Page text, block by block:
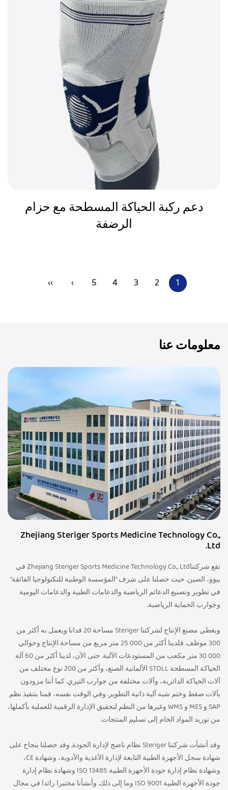
دعم ركبة الحياكة المسطحة مع حزام
الرضفة
1
2
3
4
5
›
››
معلومات عنا
Zhejiang Steriger Sports Medicine Technology Co.,
Ltd.
تقع شركتناZhejiang Steriger Sports Medicine Technology Co., Ltd في
ييوو، الصين. حيث حصلنا على شرف "المؤسسة الوطنية للتكنولوجيا الفائقة"
في تطوير وتصنيع الدعائم الرياضية والدعامات الطبية والدعامات اليومية
وجوارب الحماية الرياضية.
ويغطي مصنع الإنتاج لشركتنا Steriger مساحة 20 فدانا ويعمل به أكثر من
300 موظف. فلدينا أكثر من 000 25 متر مربع من مساحة الإنتاج وحوالي
000 30 متر مكعب من المستودعات الآلية. حتى الآن، لدينا أكثر من 60 آلة
الحياكة المسطحة STOLL الألمانية الصنع، وأكثر من 200 نوع مختلف من
آلات الحياكة الدائرية، وآلات مختلفة من جوارب التيري. كما أننا مزودون
بآلات ضغط وختم شبه آلية ذاتية التطوير. وفي الوقت نفسه، قمنا بتنفيذ نظم
SAP و MES و WMS وغيرها من النظم لتحقيق الإدارة الرقمية للعملية بأكملها،
من توريد المواد الخام إلى تسليم المنتجات.
وقد أنشأت شركتنا Steriger نظام ناضج لإدارة الجودة. وقد حصلنا بنجاح على
شهادة سجل الأجهزة الطبية التابعة لإدارة الأغذية والأدوية، وشهادة CE،
وشهادة نظام إدارة جودة الأجهزة الطبية ISO 13485 وشهادة نظام إدارة
جودة الأجهزة الطبية ISO 9001 وما إلى ذلك. وأنشأنا مختبرا رائدا في مجال